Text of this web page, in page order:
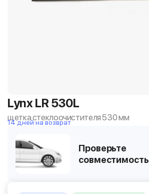
Lynx LR 530L
щетка стеклоочистителя 530 мм
14 дней на возврат
Проверьте
совместимость